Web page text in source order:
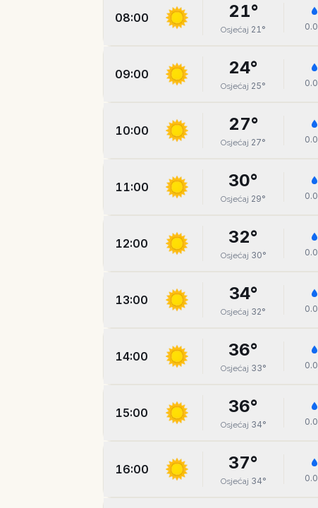
08:00 21°
Osjećaj 21° 0.0
09:00 24°
Osjećaj 25° 0.0
10:00 27°
Osjećaj 27° 0.0
11:00 30°
Osjećaj 29° 0.0
12:00 32°
Osjećaj 30° 0.0
13:00 34°
Osjećaj 32° 0.0
14:00 36°
Osjećaj 33° 0.0
15:00 36°
Osjećaj 34° 0.0
16:00 37°
Osjećaj 34° 0.0